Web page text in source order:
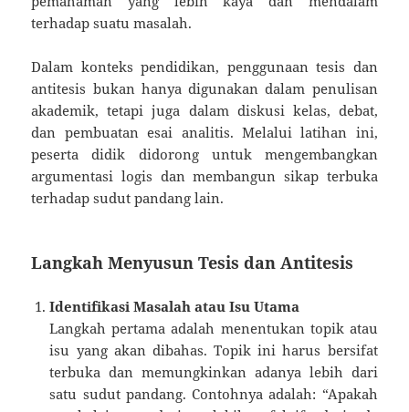
terhadap suatu masalah.
Dalam konteks pendidikan, penggunaan tesis dan
antitesis bukan hanya digunakan dalam penulisan
akademik, tetapi juga dalam diskusi kelas, debat,
dan pembuatan esai analitis. Melalui latihan ini,
peserta didik didorong untuk mengembangkan
argumentasi logis dan membangun sikap terbuka
terhadap sudut pandang lain.
Langkah Menyusun Tesis dan Antitesis
Identifikasi Masalah atau Isu Utama
Langkah pertama adalah menentukan topik atau
isu yang akan dibahas. Topik ini harus bersifat
terbuka dan memungkinkan adanya lebih dari
satu sudut pandang. Contohnya adalah: “Apakah